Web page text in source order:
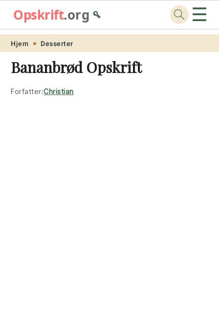
Skip
primary
navigation
Skip
main
content
Skip
primary
sidebar
Skip
footer
Opskrift.org🥄 ☰
Hjem Desserter
Bananbrød Opskrift
Forfatter:Christian